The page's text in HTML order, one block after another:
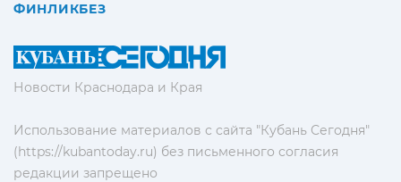
Новости Краснодара и Края
Использование материалов с сайта "Кубань Сегодня"
(https://kubantoday.ru) без письменного согласия
редакции запрещено
ФИНЛИКБЕЗ